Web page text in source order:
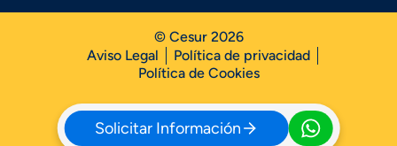
© Cesur 2026
Aviso Legal
Política de privacidad
Política de Cookies
Solicitar Información